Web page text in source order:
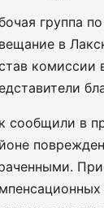
группа
в
комиссии
сообщили в